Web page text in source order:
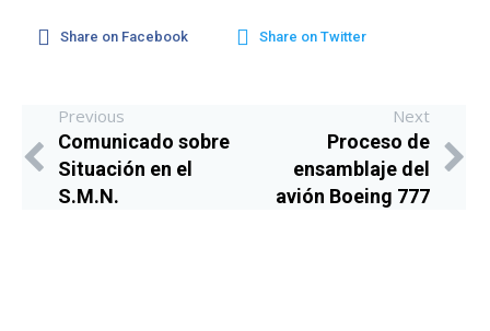
Share on Facebook Share on Twitter
Previous
Comunicado sobre
Situación en el
S.M.N.
Next
Proceso de
ensamblaje del
avión Boeing 777